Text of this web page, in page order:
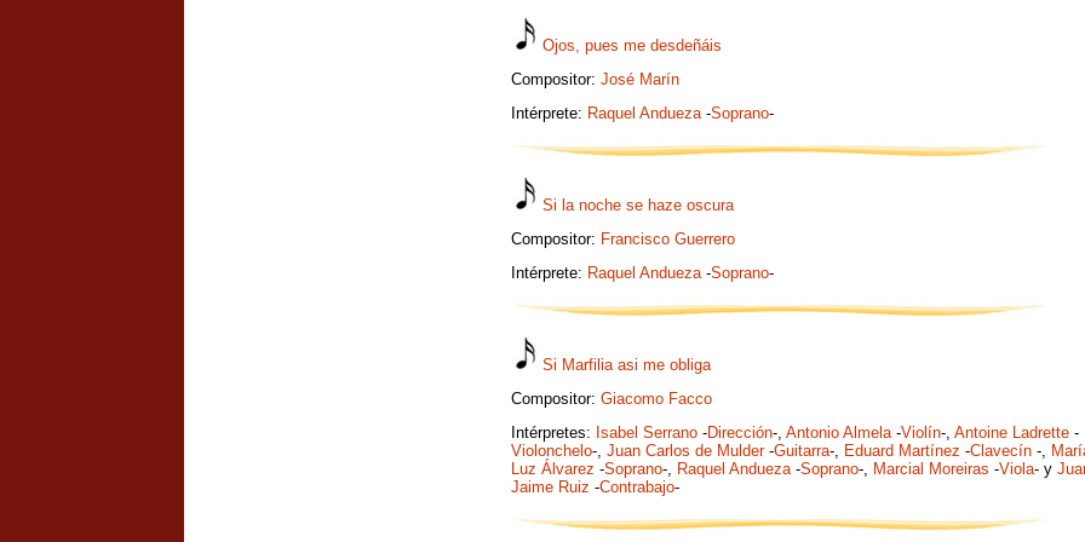
Ojos, pues me desdeñáis
Compositor: José Marín
Intérprete: Raquel Andueza-Soprano-
Si la noche se haze oscura
Compositor: Francisco Guerrero
Intérprete: Raquel Andueza-Soprano-
Si Marfilia asi me obliga
Compositor: Giacomo Facco
Intérpretes: Isabel Serrano -Dirección-, Antonio Almela-Violín-, Antoine Ladrette -
Violonchelo-, Juan Carlos de Mulder-Guitarra-, Eduard Martínez -Clavecín -,
Luz Álvarez -Soprano-, Raquel Andueza-Soprano-, Marcial Moreiras -Viola- y
Jaime Ruiz -Contrabajo-